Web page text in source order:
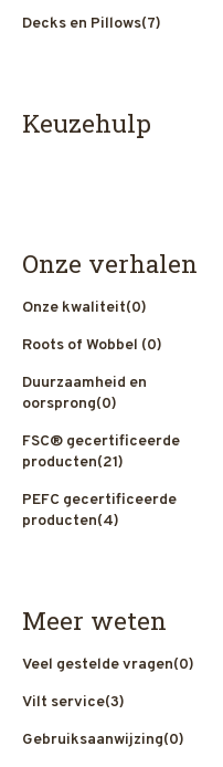
Decks en Pillows(7)
Keuzehulp
Onze verhalen
Onze kwaliteit(0)
Roots of Wobbel (0)
Duurzaamheid en
oorsprong(0)
FSC® gecertificeerde
producten(21)
PEFC gecertificeerde
producten(4)
Meer weten
Veel gestelde vragen(0)
Vilt service(3)
Gebruiksaanwijzing(0)